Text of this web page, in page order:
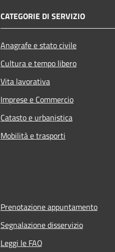
CATEGORIE DI SERVIZIO
Anagrafe e stato civile
Cultura e tempo libero
Vita lavorativa
Imprese e Commercio
Catasto e urbanistica
Mobilità e trasporti
Prenotazione appuntamento
Segnalazione disservizio
Leggi le FAQ